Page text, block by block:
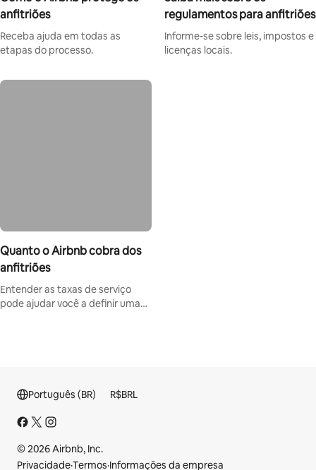
anfitriões
Receba ajuda em todas as
etapas do processo.
regulamentos para anfitriões
Informe-se sobre leis, impostos e
licenças locais.
Quanto o Airbnb cobra dos
anfitriões
Entender as taxas de serviço
pode ajudar você a definir uma
Português (BR) R$BRL
© 2026 Airbnb, Inc.
Privacidade·Termos·Informações da empresa